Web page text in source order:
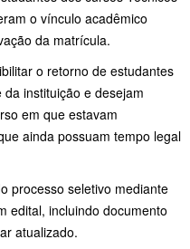
o vínculo acadêmico
da matrícula.
o retorno de estudantes
instituição e desejam
em que estavam
ainda possuam tempo legal
processo seletivo mediante
edital, incluindo documento
atualizado.